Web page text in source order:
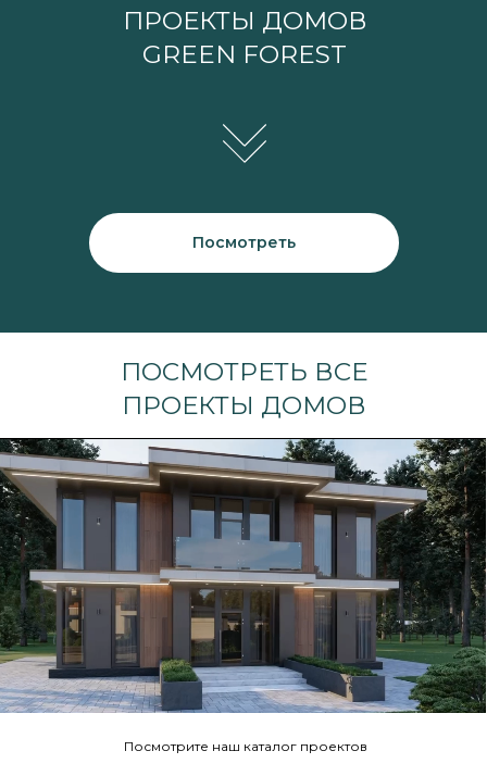
ПРОЕКТЫ ДОМОВ
GREEN FOREST
Посмотреть
ПОСМОТРЕТЬ ВСЕ
ПРОЕКТЫ ДОМОВ
Посмотрите наш каталог проектов